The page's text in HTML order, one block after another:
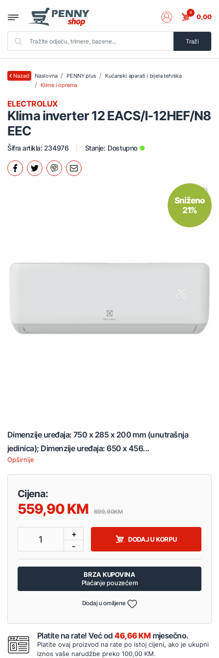
Traži
0 0,00
Nazad Naslovna PENNY plus
Kućanski aparati i bijela tehnika
Klime i oprema
Klima inverter 12 EACS/I-12HEF/N8
EEC
ELECTROLUX
Šifra artikla: 234976 Stanje: Dostupno
Sniženo
21%
Dimenzije uređaja: 750 x 285 x 200 mm (unutrašnja
jedinica); Dimenzije uređaja: 650 x 456...
Opširnije
Cijena:
559,90 699,90
1
+
-
DODAJ U KORPU
BRZA KUPOVINA
Plaćanje pouzećem
Dodaj u omiljene
Platite na rate! Već od46,66 KM mjesečno.
Platite ovaj proizvod na rate po istoj cijeni, ako je ukupni
iznos vaše narudžbe preko 100,00 KM.